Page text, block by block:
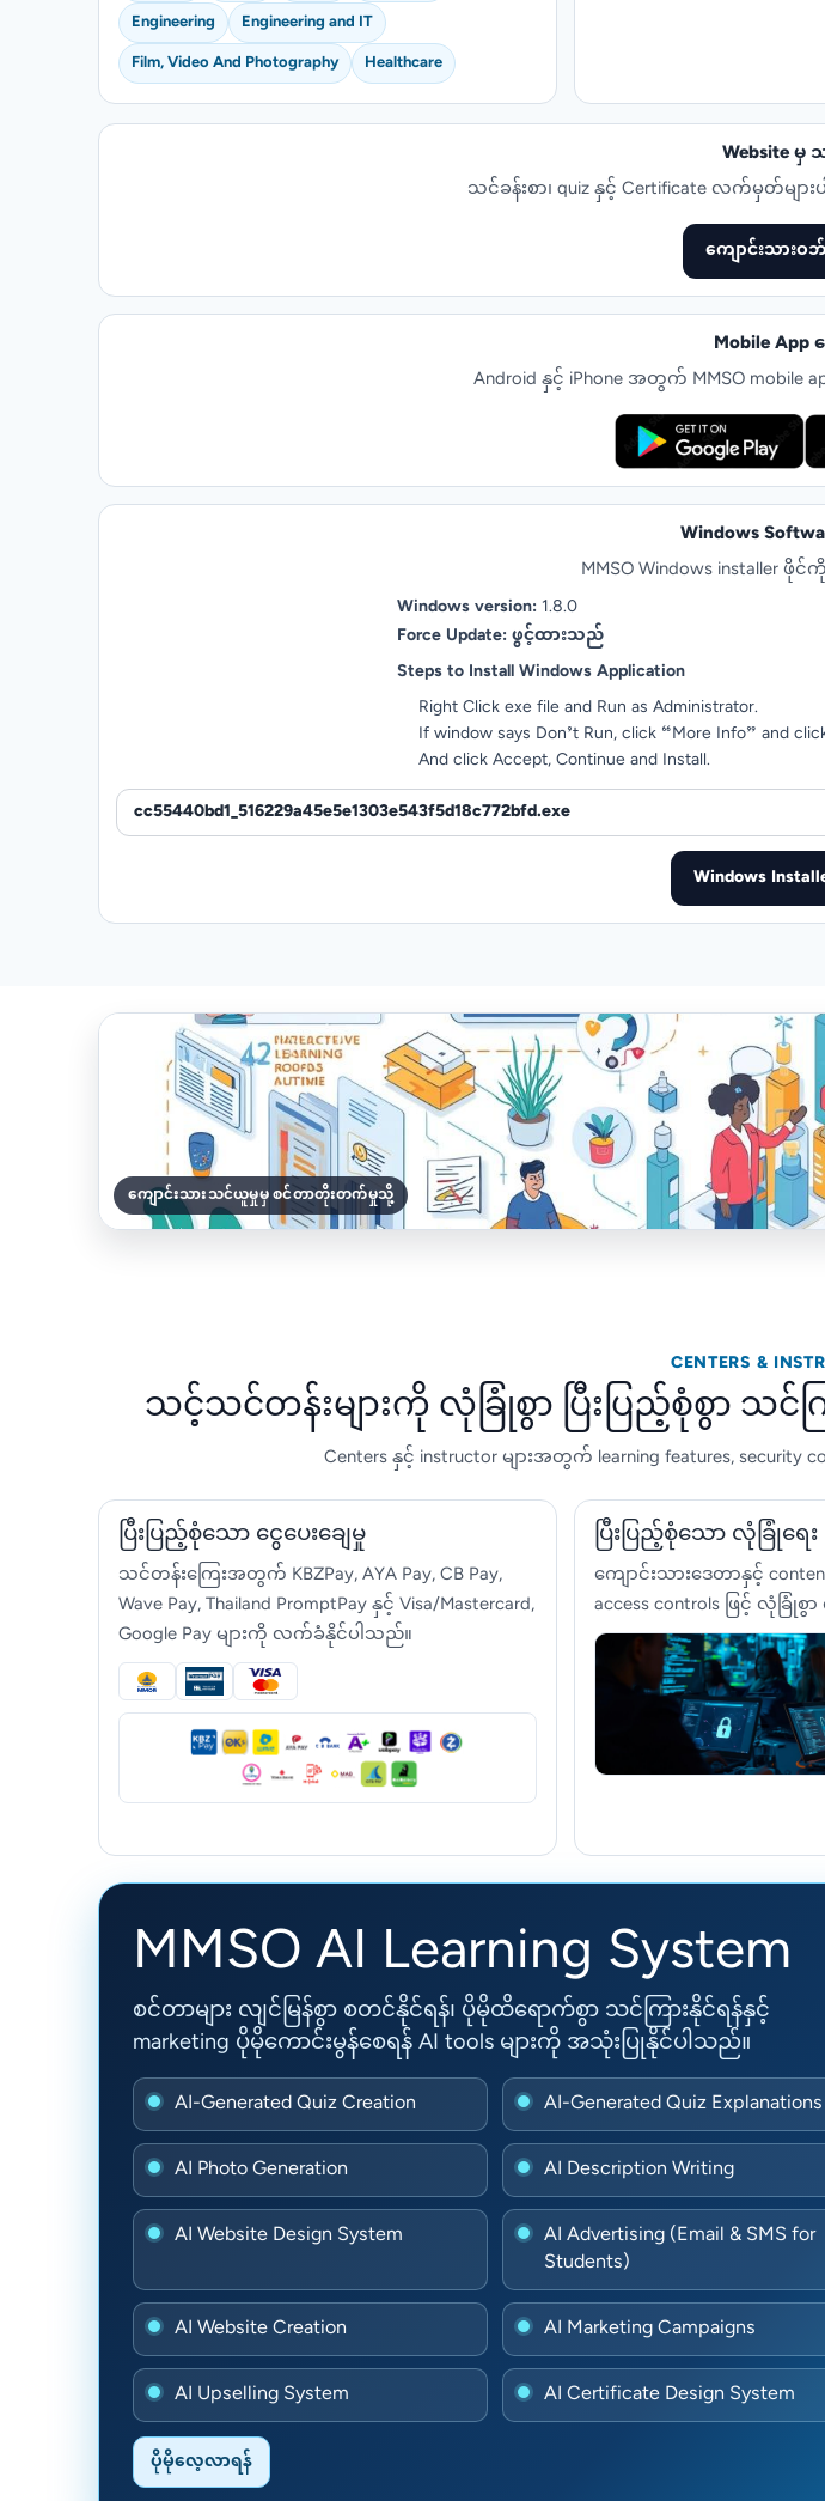
Engineering
Engineering and IT
Film, Video And Photography
Healthcare
Website
သင်ခန်းစာ၊ quiz နှင့် Certificate လက်မှတ်မျ
ကျောင်းသား
Mobile App
Android နှင့် iPhone အတွက် MMSO mobile
Windows
MMSO Windows installer
Windows version:1.8.0
Force Update: ဖွင့်ထားသည်
Steps to Install Windows Application
Right Click exe file and Run as Administrator.
If window says Don’t Run, click “More Info” and
And click Accept, Continue and Install.
cc55440bd1_516229a45e5e1303e543f5d18c772bfd.exe
Windows
ကျောင်းသားသင်ယူမှုမှ စင်တာတိုးတက်မှုသို့
CENTERS &
သင့်သင်တန်းများကို လုံခြုံစွာ ပြီးပြည့်စုံစွာ သင်က
Centers နှင့် instructor များအတွက် learning features, security
ပြီးပြည့်စုံသော ငွေပေးချေမှု
သင်တန်းကြေးအတွက် KBZPay, AYA Pay, CB Pay,
Wave Pay, Thailand PromptPay နှင့် Visa/Mastercard,
Google Pay များကို လက်ခံနိုင်ပါသည်။
ပြီးပြည့်စုံသော လုံခြုံရေး
ကျောင်းသားဒေတာနှင့်
access controls ဖြင့် လုံခြုံ
MMSO AI Learning System
စင်တာများ လျင်မြန်စွာ စတင်နိုင်ရန်၊ ပိုမိုထိရောက်စွာ သင်ကြားနိုင်ရန်နှင့်
marketing ပိုမိုကောင်းမွန်စေရန် AI tools များကို အသုံးပြုနိုင်ပါသည်။
AI-Generated Quiz Creation
AI-Generated Quiz Explanations
AI Photo Generation
AI Description Writing
AI Website Design System
AI Advertising (Email & SMS for
Students)
AI Website Creation
AI Marketing Campaigns
AI Upselling System
AI Certificate Design System
ပိုမိုလေ့လာရန်